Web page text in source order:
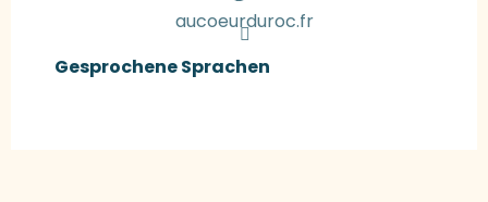
aucoeurduroc.fr
Gesprochene Sprachen
Gesprochene Sprachen